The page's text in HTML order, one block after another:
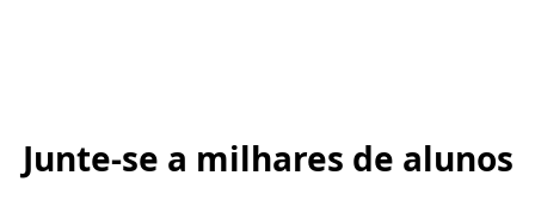
Junte-se a milhares de alunos